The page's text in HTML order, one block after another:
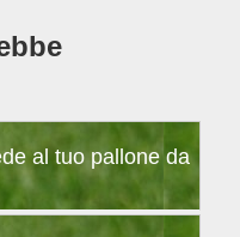
al tuo pallone da